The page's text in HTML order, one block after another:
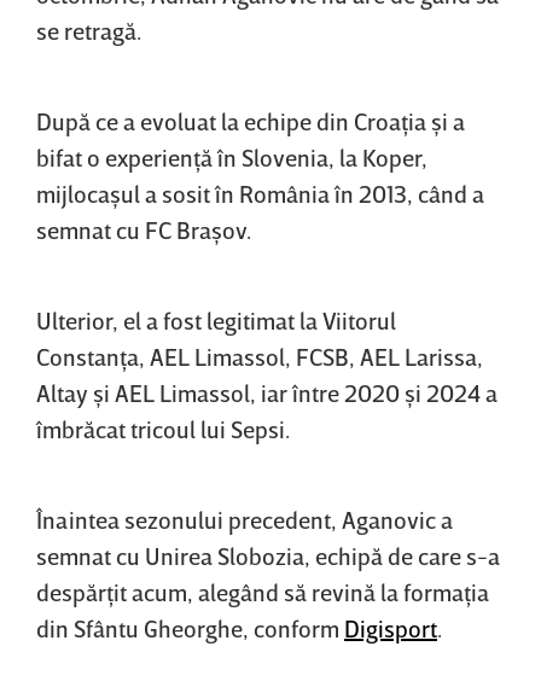
se retragă.
După ce a evoluat la echipe din Croaţia şi a
bifat o experienţă în Slovenia, la Koper,
mijlocaşul a sosit în România în 2013, când a
semnat cu FC Braşov.
Ulterior, el a fost legitimat la Viitorul
Constanţa, AEL Limassol, FCSB, AEL Larissa,
Altay şi AEL Limassol, iar între 2020 şi 2024 a
îmbrăcat tricoul lui Sepsi.
Înaintea sezonului precedent, Aganovic a
semnat cu Unirea Slobozia, echipă de care s-a
despărţit acum, alegând să revină la formaţia
din Sfântu Gheorghe, conform Digisport